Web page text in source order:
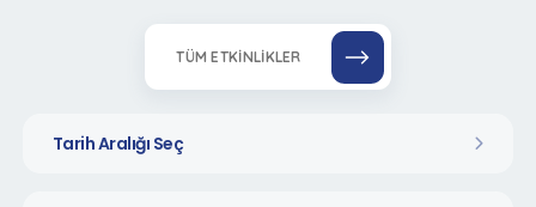
Tarih Aralığı Seç
TÜM ETKINLIKLER